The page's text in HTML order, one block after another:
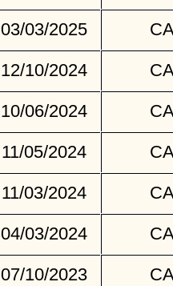
03/03/2025
12/10/2024
10/06/2024
11/05/2024
11/03/2024
04/03/2024
07/10/2023